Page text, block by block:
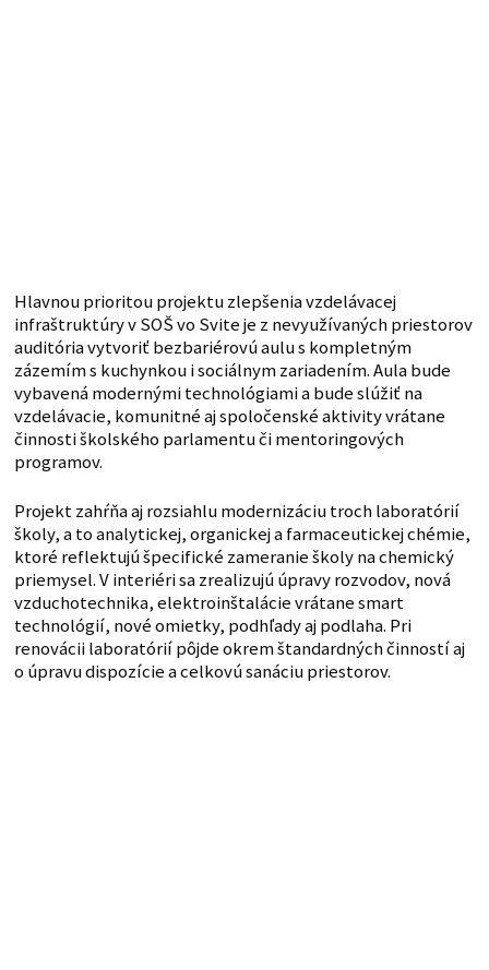
Hlavnou prioritou projektu zlepšenia vzdelávacej
infraštruktúry v SOŠ vo Svite je z nevyužívaných priestorov
auditória vytvoriť bezbariérovú aulu s kompletným
zázemím s kuchynkou i sociálnym zariadením. Aula bude
vybavená modernými technológiami a bude slúžiť na
vzdelávacie, komunitné aj spoločenské aktivity vrátane
činnosti školského parlamentu či mentoringových
programov.
Projekt zahŕňa aj rozsiahlu modernizáciu troch laboratórií
školy, a to analytickej, organickej a farmaceutickej chémie,
ktoré reflektujú špecifické zameranie školy na chemický
priemysel. V interiéri sa zrealizujú úpravy rozvodov, nová
vzduchotechnika, elektroinštalácie vrátane smart
technológií, nové omietky, podhľady aj podlaha. Pri
renovácii laboratórií pôjde okrem štandardných činností aj
o úpravu dispozície a celkovú sanáciu priestorov.